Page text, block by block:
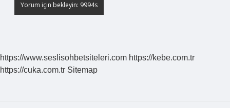
https://www.seslisohbetsiteleri.com https://kebe.com.tr
https://cuka.com.tr Sitemap